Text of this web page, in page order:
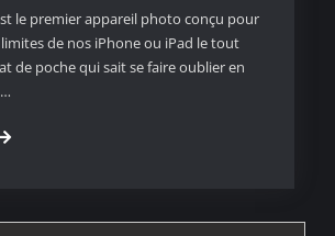
le premier appareil photo conçu pour
de nos iPhone ou iPad le tout
de poche qui sait se faire oublier en